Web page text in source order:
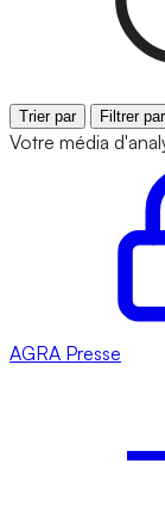
Trier par Filtrer
Votre média
AGRA Presse